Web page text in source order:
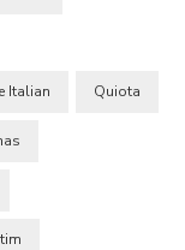
Italian Quiota